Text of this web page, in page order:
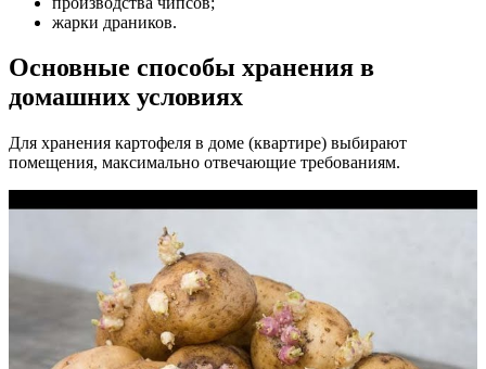
жарки драников.
Основные способы хранения в
домашних условиях
Для хранения картофеля в доме (квартире) выбирают
помещения, максимально отвечающие требованиям.